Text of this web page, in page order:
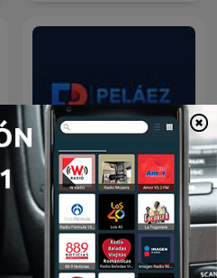
Peláez y de Francisco